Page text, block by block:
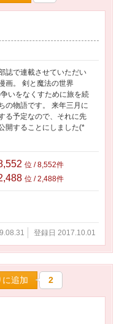
誌で連載させていただい
画。 剣と魔法の世界
いをなくすために旅を続
の物語です。 来年三月に
る予定なので、それに先
開することにしました(*
位 / 8,552件
位 / 2,488件
登録日 2017.10.01
に追加 2